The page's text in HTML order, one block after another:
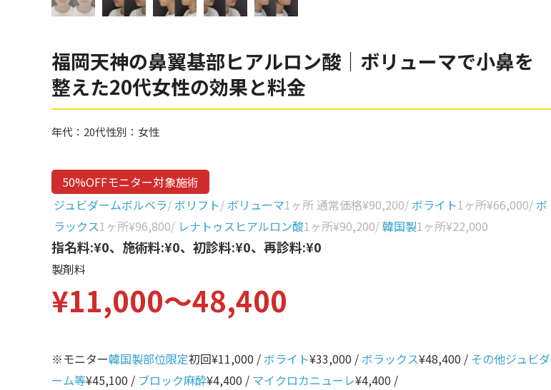
ヒアルロン酸リフトアッ
Age
年代から探す
30代
40代
50代
60代
80代
Region
福岡天神の鼻翼基部ヒアルロン酸｜ボリューマで小鼻を
整えた20代女性の効果と料金
年代： 20代性別： 女性
50%OFFモニター対象施術
ジュビダームボルベラ/ ボリフト/ ボリューマ1ヶ所 通常価格¥90,200/ ボライト1ヶ所¥66,000/ ボ
ラックス1ヶ所¥96,800/ レナトゥスヒアルロン酸1ヶ所¥90,200/韓国製1ヶ所¥22,000
指名料:¥0、施術料:¥0、初診料:¥0、再診料:¥0
製剤料
¥11,000〜48,400
※モニター韓国製部位限定初回¥11,000 / ボライト¥33,000 / ボラックス¥48,400 / その他ジュビダ
ーム等¥45,100 / ブロック麻酔¥4,400 / マイクロカニューレ¥4,400 /